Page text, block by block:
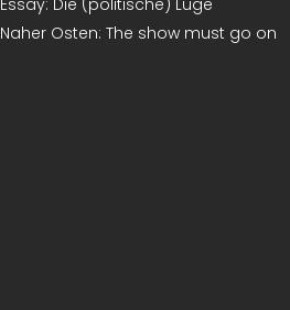
Naher Osten: The show must go on